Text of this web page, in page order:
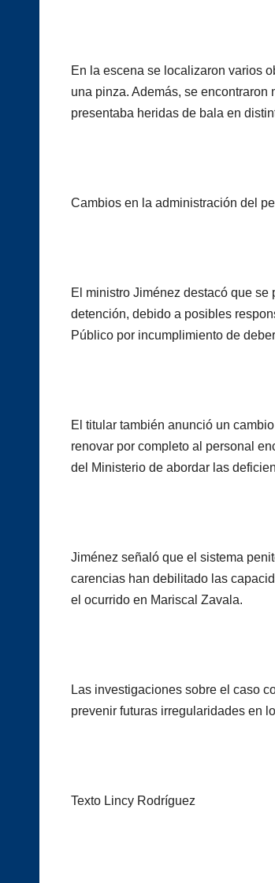
En la escena se localizaron varios
una pinza. Además, se
presentaba heridas de bala en
Cambios en la administración del
El ministro Jiménez destacó que
detención, debido a posibles
Público por incumplimiento de
El titular también anunció un
renovar por completo al personal
del Ministerio de abordar las
Jiménez señaló que el sistema
carencias han debilitado las
el ocurrido en Mariscal Zavala.
Las investigaciones sobre el caso
prevenir futuras irregularidades en
Texto Lincy Rodríguez